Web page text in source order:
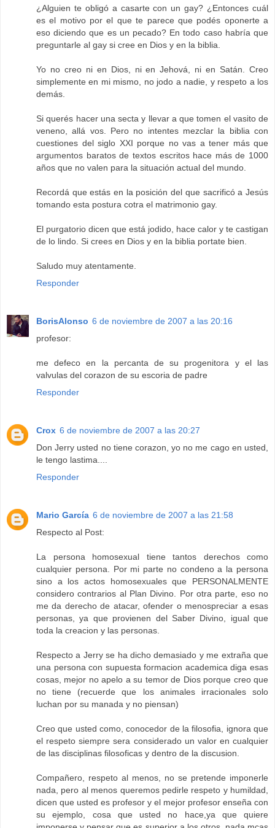
¿Alguien te obligó a casarte con un gay? ¿Entonces cuál
es el motivo por el que te parece que podés oponerte a
eso diciendo que es un pecado? En todo caso habría que
preguntarle al gay si cree en Dios y en la biblia.
Yo no creo ni en Dios, ni en Jehová, ni en Satán. Creo
simplemente en mi mismo, no jodo a nadie, y respeto a los
demás.
Si querés hacer una secta y llevar a que tomen el vasito de
veneno, allá vos. Pero no intentes mezclar la biblia con
cuestiones del siglo XXI porque no vas a tener más que
argumentos baratos de textos escritos hace más de 1000
años que no valen para la situación actual del mundo.
Recordá que estás en la posición del que sacrificó a Jesús
tomando esta postura cotra el matrimonio gay.
El purgatorio dicen que está jodido, hace calor y te castigan
de lo lindo. Si crees en Dios y en la biblia portate bien.
Saludo muy atentamente.
Responder
BorisAlonso 6 de noviembre de 2007 a las 20:16
profesor:
me defeco en la percanta de su progenitora y el las
valvulas del corazon de su escoria de padre
Responder
Crox 6 de noviembre de 2007 a las 20:27
Don Jerry usted no tiene corazon, yo no me cago en usted,
le tengo lastima....
Responder
Mario García 6 de noviembre de 2007 a las 21:58
Respecto al Post:
La persona homosexual tiene tantos derechos como
cualquier persona. Por mi parte no condeno a la persona
sino a los actos homosexuales que PERSONALMENTE
considero contrarios al Plan Divino. Por otra parte, eso no
me da derecho de atacar, ofender o menospreciar a esas
personas, ya que provienen del Saber Divino, igual que
toda la creacion y las personas.
Respecto a Jerry se ha dicho demasiado y me extraña que
una persona con supuesta formacion academica diga esas
cosas, mejor no apelo a su temor de Dios porque creo que
no tiene (recuerde que los animales irracionales solo
luchan por su manada y no piensan)
Creo que usted como, conocedor de la filosofia, ignora que
el respeto siempre sera considerado un valor en cualquier
de las disciplinas filosoficas y dentro de la discusion.
Compañero, respeto al menos, no se pretende imponerle
nada, pero al menos queremos pedirle respeto y humildad,
dicen que usted es profesor y el mejor profesor enseña con
su ejemplo, cosa que usted no hace,ya que quiere